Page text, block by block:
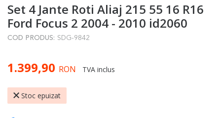
to
the
of
images
Set 4 Jante Roti Aliaj 215 55 16 R16
Ford Focus 2 2004 - 2010 id2060
COD PRODUS: SDG-9842
1.399,90 RON TVA inclus
Stoc epuizat